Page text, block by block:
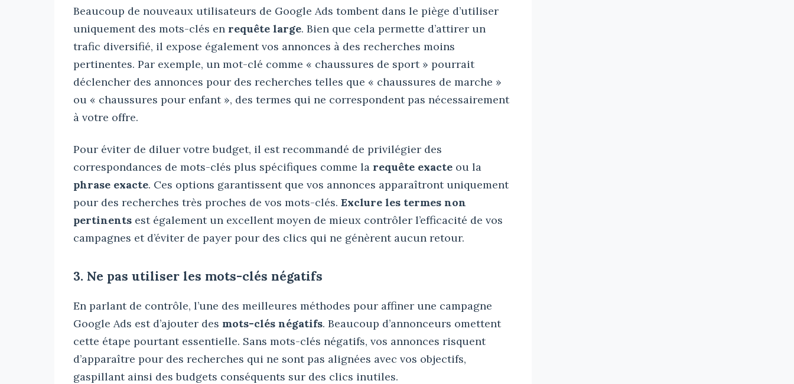
Beaucoup de nouveaux utilisateurs de Google Ads tombent dans le piège d’utiliser
uniquement des mots-clés en requête large. Bien que cela permette d’attirer un
trafic diversifié, il expose également vos annonces à des recherches moins
pertinentes. Par exemple, un mot-clé comme « chaussures de sport » pourrait
déclencher des annonces pour des recherches telles que « chaussures de marche »
ou « chaussures pour enfant », des termes qui ne correspondent pas nécessairement
à votre offre.
Pour éviter de diluer votre budget, il est recommandé de privilégier des
correspondances de mots-clés plus spécifiques comme la requête exacte ou la
phrase exacte. Ces options garantissent que vos annonces apparaîtront uniquement
pour des recherches très proches de vos mots-clés. Exclure les termes non
pertinents est également un excellent moyen de mieux contrôler l’efficacité de vos
campagnes et d’éviter de payer pour des clics qui ne génèrent aucun retour.
3. Ne pas utiliser les mots-clés négatifs
En parlant de contrôle, l’une des meilleures méthodes pour affiner une campagne
Google Ads est d’ajouter des mots-clés négatifs. Beaucoup d’annonceurs omettent
cette étape pourtant essentielle. Sans mots-clés négatifs, vos annonces risquent
d’apparaître pour des recherches qui ne sont pas alignées avec vos objectifs,
gaspillant ainsi des budgets conséquents sur des clics inutiles.